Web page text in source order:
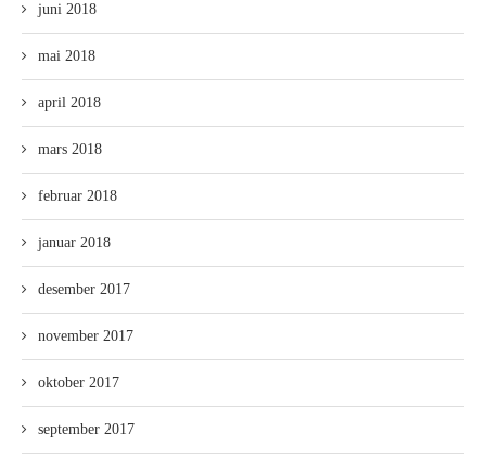
juni 2018
mai 2018
april 2018
mars 2018
februar 2018
januar 2018
desember 2017
november 2017
oktober 2017
september 2017